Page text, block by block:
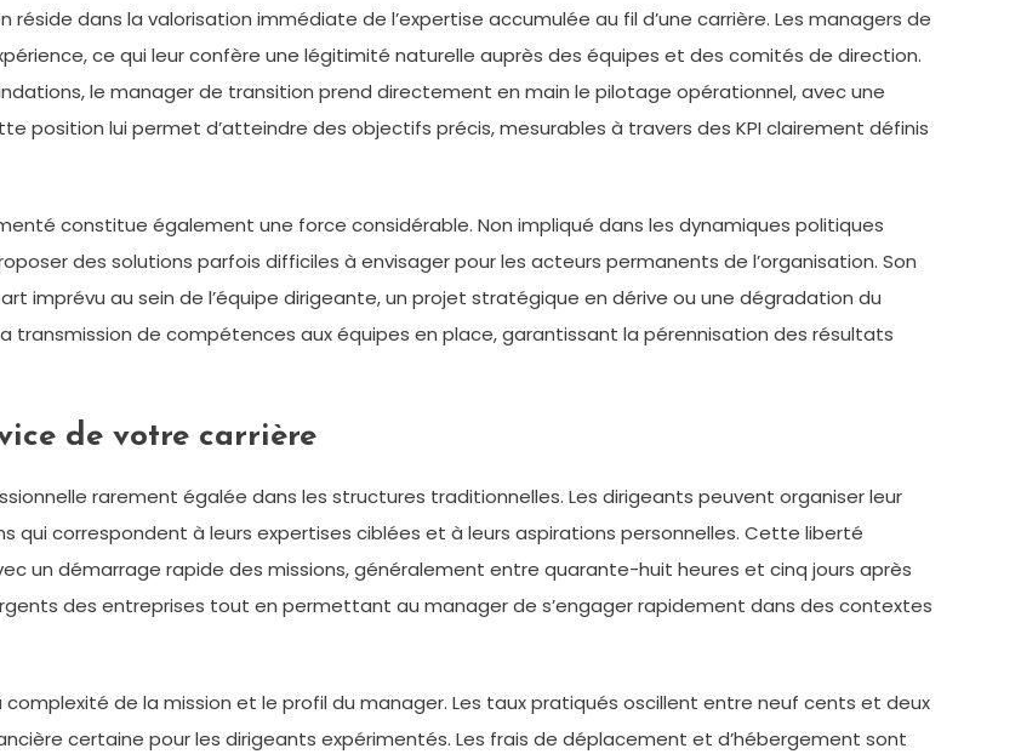
dans la valorisation immédiate de l’expertise accumulée au fil d’une carrière. Les managers de
ce qui leur confère une légitimité naturelle auprès des équipes et des comités de direction.
le manager de transition prend directement en main le pilotage opérationnel, avec une
position lui permet d’atteindre des objectifs précis, mesurables à travers des KPI clairement définis
constitue également une force considérable. Non impliqué dans les dynamiques politiques
des solutions parfois difficiles à envisager pour les acteurs permanents de l’organisation. Son
imprévu au sein de l’équipe dirigeante, un projet stratégique en dérive ou une dégradation du
transmission de compétences aux équipes en place, garantissant la pérennisation des résultats
de votre carrière
rarement égalée dans les structures traditionnelles. Les dirigeants peuvent organiser leur
qui correspondent à leurs expertises ciblées et à leurs aspirations personnelles. Cette liberté
un démarrage rapide des missions, généralement entre quarante-huit heures et cinq jours après
des entreprises tout en permettant au manager de s’engager rapidement dans des contextes
de la mission et le profil du manager. Les taux pratiqués oscillent entre neuf cents et deux
certaine pour les dirigeants expérimentés. Les frais de déplacement et d’hébergement sont